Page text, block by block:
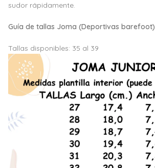
sudor rápidamente.
Guía de tallas Joma (Deportivas barefoot)
Tallas disponibles: 35 al 39